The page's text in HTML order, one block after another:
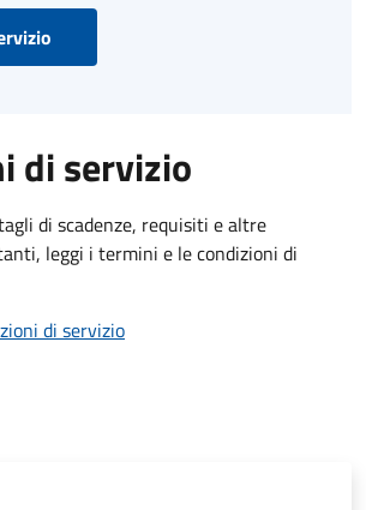
di servizio
di scadenze, requisiti e altre
leggi i termini e le condizioni di
di servizio